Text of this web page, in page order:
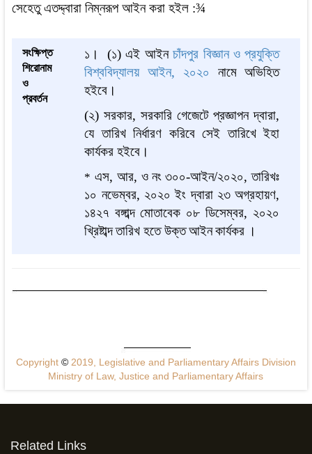
সেহেতু এতদ্দ্বারা নিম্নরূপ আইন করা হইল :¾
সংক্ষিপ্ত
শিরোনাম
ও
প্রবর্তন
১। (১) এই আইনচাঁদপুর বিজ্ঞান ও প্রযুক্তি
বিশ্ববিদ্যালয় আইন, ২০২০ নামে অভিহিত
হইবে।
(২) সরকার, সরকারি গেজেটে প্রজ্ঞাপন দ্বারা,
যে তারিখ নির্ধারণ করিবে সেই তারিখে ইহা
কার্যকর হইবে।
* এস, আর, ও নং ৩০০-আইন/২০২০,তারিখঃ
১০ নভেম্বর, ২০২০ ইং দ্বারা ২৩ অগ্রহায়ণ,
১৪২৭ বঙ্গাব্দ মোতাবেক ০৮ ডিসেম্বর, ২০২০
খ্রিষ্টাব্দতারিখ হতেউক্তআইনকার্যকর ।
Copyright ©2019, Legislative and Parliamentary Affairs Division
Ministry of Law, Justice and Parliamentary Affairs
Related Links